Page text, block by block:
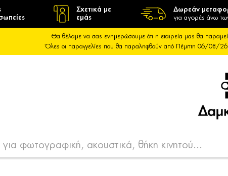
Σχετικά με
εμάς
Δωρεάν
για αγορές άνω
Θα θέλαμε να σας ενημερώσουμε ότι η εταιρεία μας θα
Όλες οι παραγγελίες που θα παραληφθούν από Πέμπτη 06/08/